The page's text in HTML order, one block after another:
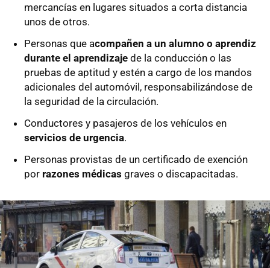
mercancías en lugares situados a corta distancia
unos de otros.
Personas que acompañen a un alumno o aprendiz
durante el aprendizaje de la conducción o las
pruebas de aptitud y estén a cargo de los mandos
adicionales del automóvil, responsabilizándose de
la seguridad de la circulación.
Conductores y pasajeros de los vehículos en
servicios de urgencia.
Personas provistas de un certificado de exención
por razones médicas graves o discapacitadas.